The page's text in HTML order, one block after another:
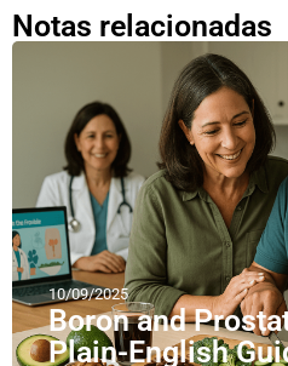
Notas relacionadas
10/09/2025
Boron and
Plain-English